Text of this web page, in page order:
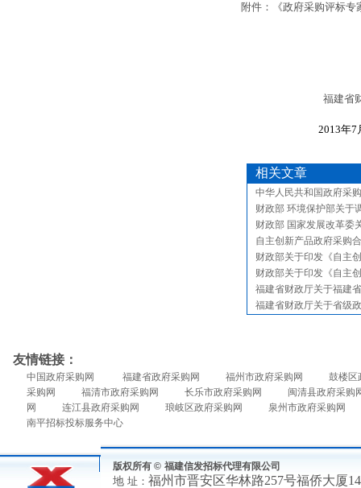
附件：《政府采购评标专
福建省
2013年7
相关文章
中华人民共和国政府采
财政部 环境保护部关于
财政部 国家发展改革委
自主创新产品政府采购
财政部关于印发《自主
财政部关于印发《自主
福建省财政厅关于福建
福建省财政厅关于省级
友情链接：
中国政府采购网 福建省政府采购网 福州市政府采购网
鼓楼区
采购网
福清市政府采购网 长乐市政府采购网
闽清县政府采购
网
连江县政府采购网 琅岐区政府采购网
泉州市政府采购网
南平招标投标服务中心
版权所有 © 福建信发招标代理有限公司
地 址： 福州市晋安区华林路257号福侨大厦